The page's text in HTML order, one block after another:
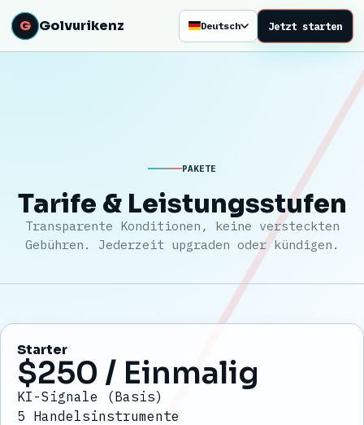
G Golvurikenz Deutsch Jetzt starten
PAKETE
Tarife & Leistungsstufen
Transparente Konditionen, keine versteckten
Gebühren. Jederzeit upgraden oder kündigen.
Starter
$250 / Einmalig
KI-Signale (Basis)
5 Handelsinstrumente